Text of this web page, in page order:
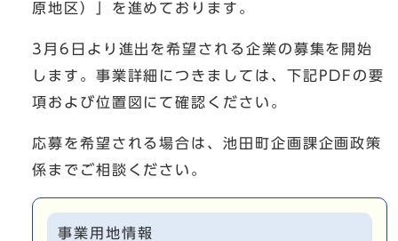
原地区）」を進めております。
3月6日より進出を希望される企業の募集を開始
します。事業詳細につきましては、下記PDFの要
項および位置図にて確認ください。
応募を希望される場合は、池田町企画課企画政策
係までご相談ください。
事業用地情報